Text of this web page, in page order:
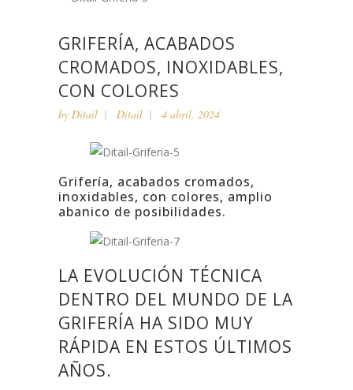
GRIFERÍA, ACABADOS
CROMADOS, INOXIDABLES,
CON COLORES
by Ditail Ditail 4 abril, 2024
Grifería, acabados cromados,
inoxidables, con colores, amplio
abanico de posibilidades.
LA EVOLUCIÓN TÉCNICA
DENTRO DEL MUNDO DE LA
GRIFERÍA HA SIDO MUY
RÁPIDA EN ESTOS ÚLTIMOS
AÑOS.